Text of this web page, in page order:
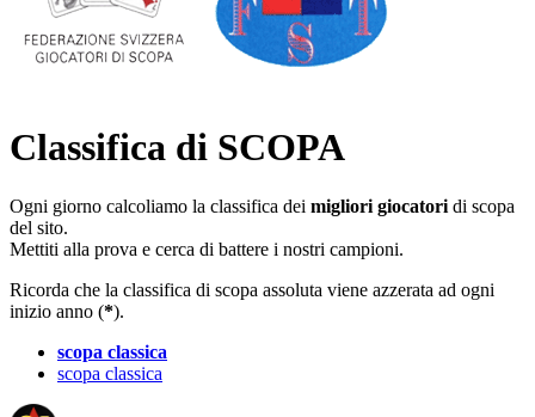
Classifica di SCOPA
Ogni giorno calcoliamo la classifica dei migliori giocatori di scopa
del sito.
Mettiti alla prova e cerca di battere i nostri campioni.
Ricorda che la classifica di scopa assoluta viene azzerata ad ogni
inizio anno (*).
scopa classica
scopa classica